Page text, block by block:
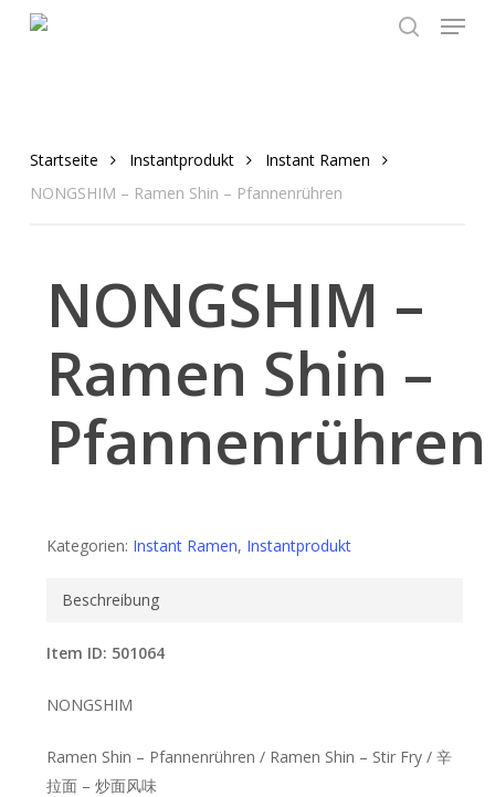
Menu
Startseite Instantprodukt
Instant Ramen
NONGSHIM – Ramen Shin – Pfannenrühren
NONGSHIM –
Ramen Shin –
Pfannenrühren
Kategorien: Instant Ramen, Instantprodukt
Beschreibung
Item ID: 501064
NONGSHIM
Ramen Shin – Pfannenrühren / Ramen Shin – Stir Fry / 辛
拉面 – 炒面风味